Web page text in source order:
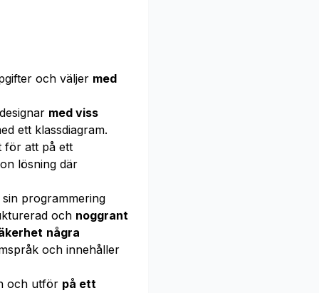
och väljer med
med viss
ett klassdiagram.
för att på ett
lösning där
programmering
och noggrant
några
och innehåller
och utför på ett